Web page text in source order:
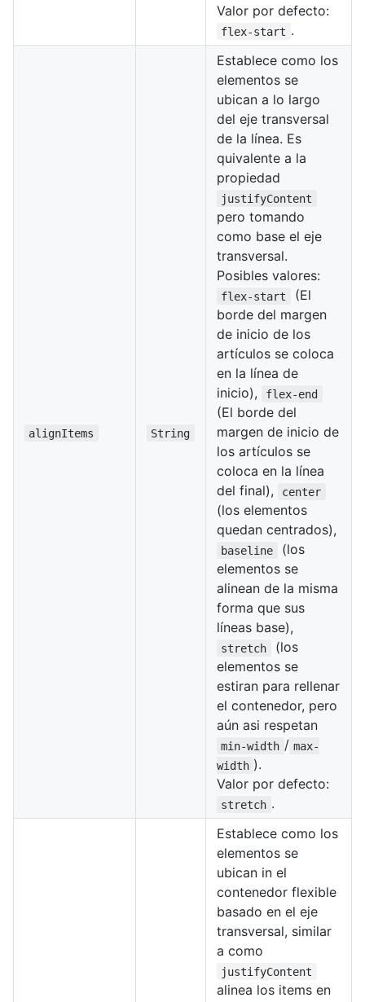
Valor por defecto:
flex-start .
alignItems String
Establece como los
elementos se
ubican a lo largo
del eje transversal
de la línea. Es
quivalente a la
propiedad
justifyContent
pero tomando
como base el eje
transversal.
Posibles valores:
flex-start
(El
borde del margen
de inicio de los
artículos se coloca
en la línea de
inicio),
flex-end
(El borde del
margen de inicio de
los artículos se
coloca en la línea
del final),
center
(los elementos
quedan centrados),
baseline
(los
elementos se
alinean de la misma
forma que sus
líneas base),
stretch
(los
elementos se
estiran para rellenar
el contenedor, pero
aún asi respetan
min-width / max-
width ).
Valor por defecto:
stretch .
Establece como los
elementos se
ubican in el
contenedor flexible
basado en el eje
transversal, similar
a como
justifyContent
alinea los items en